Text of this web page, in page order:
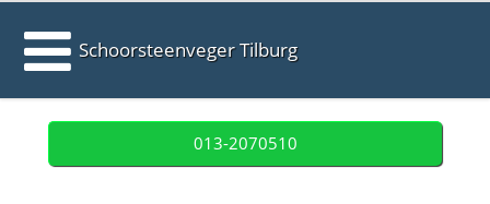
Schoorsteenveger Tilburg
013-2070510